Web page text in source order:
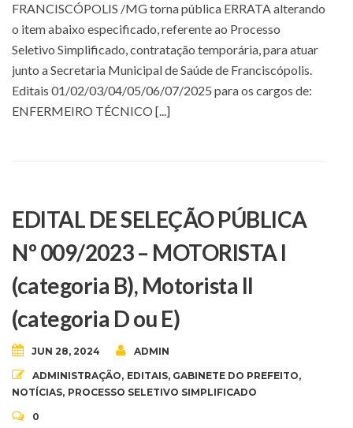
FRANCISCÓPOLIS /MG torna pública ERRATA alterando
o item abaixo especificado, referente ao Processo
Seletivo Simplificado, contratação temporária, para atuar
junto a Secretaria Municipal de Saúde de Franciscópolis.
Editais 01/02/03/04/05/06/07/2025 para os cargos de:
ENFERMEIRO TÉCNICO [...]
EDITAL DE SELEÇÃO PÚBLICA
Nº 009/2023 – MOTORISTA I
(categoria B), Motorista II
(categoria D ou E)
JUN 28, 2024 ADMIN
ADMINISTRAÇÃO, EDITAIS, GABINETE DO PREFEITO,
NOTÍCIAS, PROCESSO SELETIVO SIMPLIFICADO
0